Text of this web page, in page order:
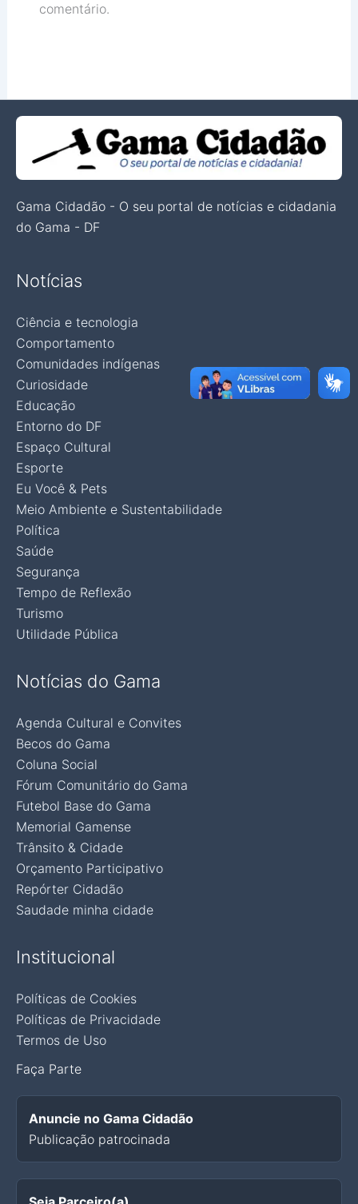
comentário.
Gama Cidadão - O seu portal de notícias e cidadania
do Gama - DF
Notícias
Ciência e tecnologia
Comportamento
Comunidades indígenas
Curiosidade
Educação
Entorno do DF
Espaço Cultural
Esporte
Eu Você & Pets
Meio Ambiente e Sustentabilidade
Política
Saúde
Segurança
Tempo de Reflexão
Turismo
Utilidade Pública
Notícias do Gama
Agenda Cultural e Convites
Becos do Gama
Coluna Social
Fórum Comunitário do Gama
Futebol Base do Gama
Memorial Gamense
Trânsito & Cidade
Orçamento Participativo
Repórter Cidadão
Saudade minha cidade
Institucional
Políticas de Cookies
Políticas de Privacidade
Termos de Uso
Faça Parte
Anuncie no Gama Cidadão
Publicação patrocinada